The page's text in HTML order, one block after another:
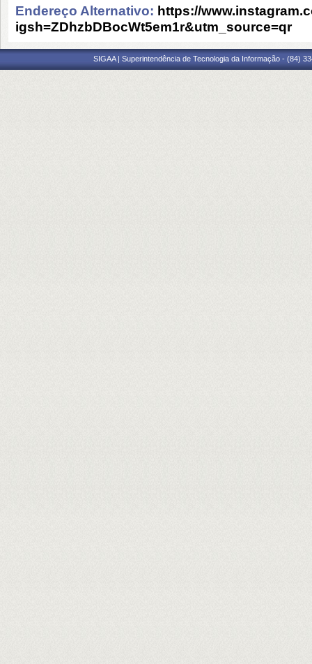
Endereço Alternativo: https://
igsh=ZDhzbDBocWt5em1r&utm_source=qr
SIGAA | Superintendência de Tecnologia da Informação - (84)